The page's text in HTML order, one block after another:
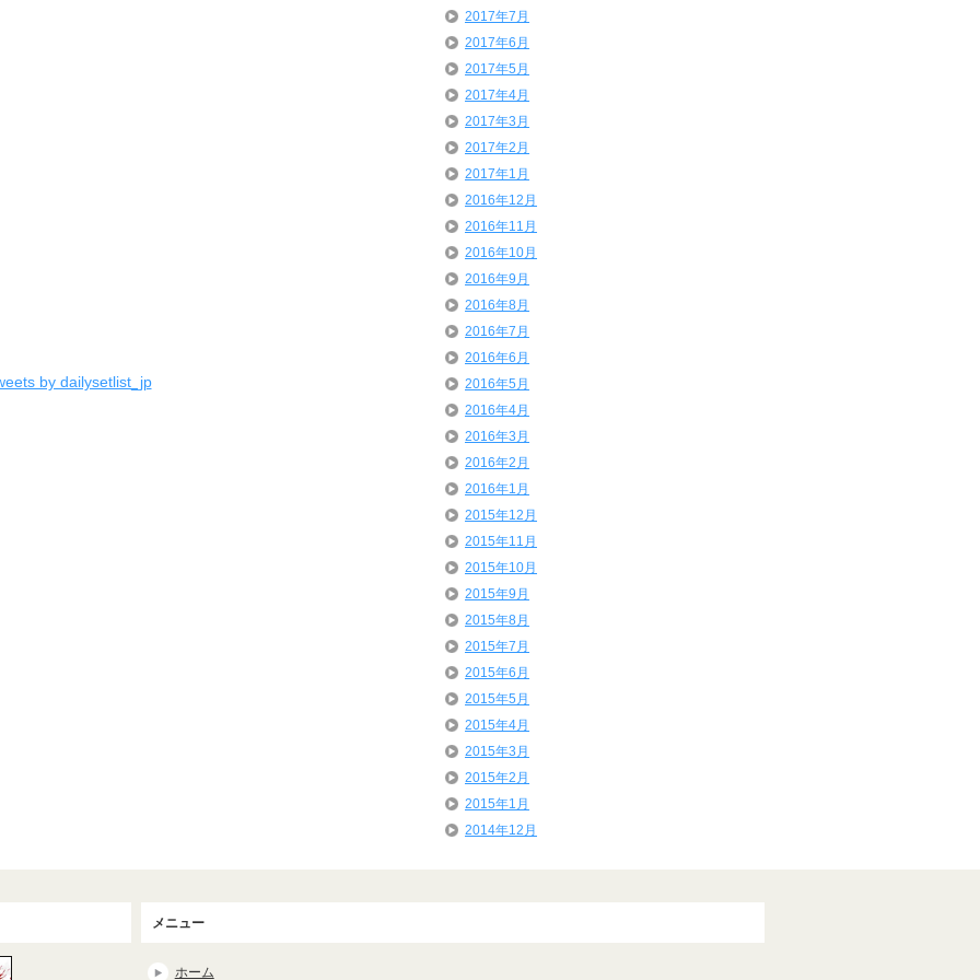
by dailysetlist_jp
2017年7月
2017年6月
2017年5月
2017年4月
2017年3月
2017年2月
2017年1月
2016年12月
2016年11月
2016年10月
2016年9月
2016年8月
2016年7月
2016年6月
2016年5月
2016年4月
2016年3月
2016年2月
2016年1月
2015年12月
2015年11月
2015年10月
2015年9月
2015年8月
2015年7月
2015年6月
2015年5月
2015年4月
2015年3月
2015年2月
2015年1月
2014年12月
メニュー
ホーム